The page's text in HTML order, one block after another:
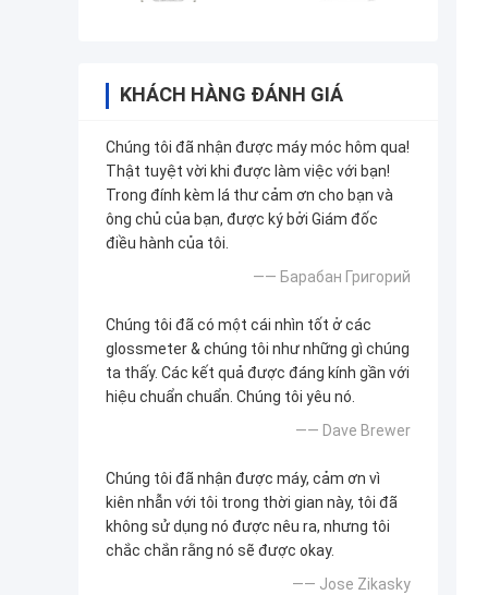
KHÁCH HÀNG ĐÁNH GIÁ
Chúng tôi đã nhận được máy móc hôm qua!
Thật tuyệt vời khi được làm việc với bạn!
Trong đính kèm lá thư cảm ơn cho bạn và
ông chủ của bạn, được ký bởi Giám đốc
điều hành của tôi.
—— Барабан Григорий
Chúng tôi đã có một cái nhìn tốt ở các
glossmeter & chúng tôi như những gì chúng
ta thấy. Các kết quả được đáng kính gần với
hiệu chuẩn chuẩn. Chúng tôi yêu nó.
—— Dave Brewer
Chúng tôi đã nhận được máy, cảm ơn vì
kiên nhẫn với tôi trong thời gian này, tôi đã
không sử dụng nó được nêu ra, nhưng tôi
chắc chắn rằng nó sẽ được okay.
—— Jose Zikasky